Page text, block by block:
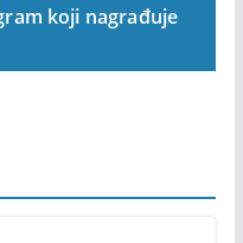
koji nagrađuje